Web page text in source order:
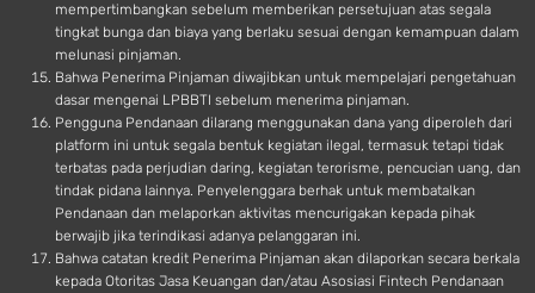
mempertimbangkan sebelum memberikan persetujuan atas segala
tingkat bunga dan biaya yang berlaku sesuai dengan kemampuan dalam
melunasi pinjaman.
Bahwa Penerima Pinjaman diwajibkan untuk mempelajari pengetahuan
dasar mengenai LPBBTI sebelum menerima pinjaman.
Pengguna Pendanaan dilarang menggunakan dana yang diperoleh dari
platform ini untuk segala bentuk kegiatan ilegal, termasuk tetapi tidak
terbatas pada perjudian daring, kegiatan terorisme, pencucian uang, dan
tindak pidana lainnya. Penyelenggara berhak untuk membatalkan
Pendanaan dan melaporkan aktivitas mencurigakan kepada pihak
berwajib jika terindikasi adanya pelanggaran ini.
Bahwa catatan kredit Penerima Pinjaman akan dilaporkan secara berkala
kepada Otoritas Jasa Keuangan dan/atau Asosiasi Fintech Pendanaan